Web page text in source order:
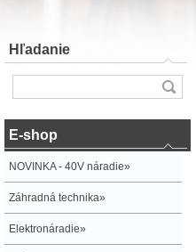
Hľadanie
E-shop
NOVINKA - 40V náradie»
Záhradná technika»
Elektronáradie»